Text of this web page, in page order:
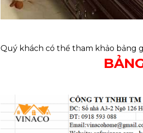
Quý khách có thể tham khảo bảng